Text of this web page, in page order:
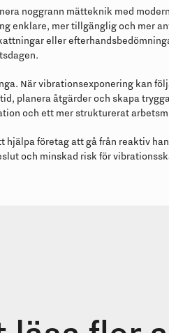
noggrann mätteknik med
enklare, mer tillgänglig och mer
eller
När vibrationsexponering kan
planera åtgärder och skapa
och ett mer strukturerat
hjälpa företag att gå från reaktiv
och minskad risk för